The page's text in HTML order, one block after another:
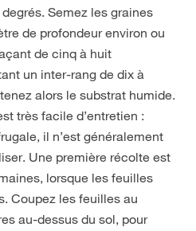
Semez les graines
de profondeur environ ou
de cinq à huit
un inter-rang de dix à
alors le substrat humide.
très facile d’entretien :
il n’est généralement
Une première récolte est
lorsque les feuilles
Coupez les feuilles au
au-dessus du sol, pour